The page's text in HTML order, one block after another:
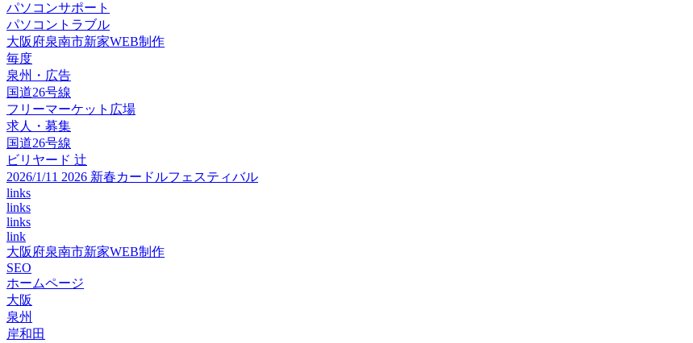
パソコンサポート
パソコントラブル
大阪府泉南市新家WEB制作
毎度
泉州・広告
国道26号線
フリーマーケット広場
求人・募集
国道26号線
ビリヤード 辻
2026/1/11 2026 新春カードルフェスティバル
links
links
links
link
大阪府泉南市新家WEB制作
SEO
ホームページ
大阪
泉州
岸和田